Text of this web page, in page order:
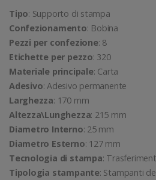
Tipo: Supporto di stampa
Confezionamento: Bobina
Pezzi per confezione: 8
Etichette per pezzo: 320
Materiale principale: Carta
Adesivo: Adesivo permanente
Larghezza: 170 mm
Altezza\Lunghezza: 215 mm
Diametro Interno: 25 mm
Diametro Esterno: 127 mm
Tecnologia di stampa:
Tipologia stampante: Stampanti